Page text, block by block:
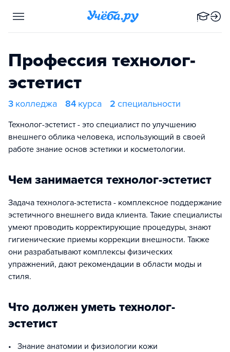
Профессия технолог-
эстетист
3 колледжа 84 курса 2 специальности
Технолог-эстетист - это специалист по улучшению
внешнего облика человека, использующий в своей
работе знание основ эстетики и косметологии.
Чем занимается технолог-эстетист
Задача технолога-эстетиста - комплексное поддержание
эстетичного внешнего вида клиента. Такие специалисты
умеют проводить корректирующие процедуры, знают
гигиенические приемы коррекции внешности. Также
они разрабатывают комплексы физических
упражнений, дают рекомендации в области моды и
стиля.
Что должен уметь технолог-
эстетист
• Знание анатомии и физиологии кожи